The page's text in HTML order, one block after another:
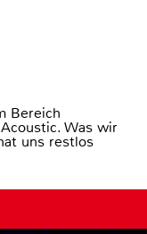
Bereich
Was wir
uns restlos